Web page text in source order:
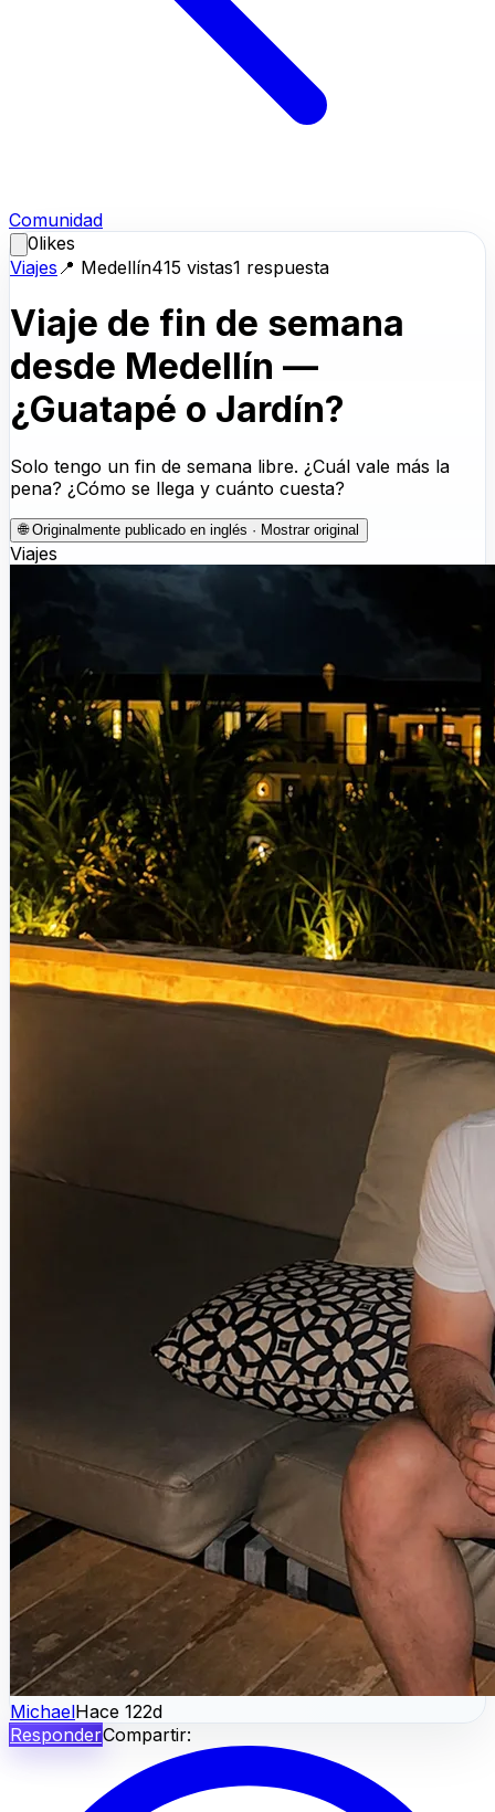
Comunidad
0likes
Viajes 📍 Medellín415 vistas1 respuesta
Viaje de fin de semana
desde Medellín —
¿Guatapé o Jardín?
Solo tengo un fin de semana libre. ¿Cuál vale más la
pena? ¿Cómo se llega y cuánto cuesta?
🌐Originalmente publicado en inglés · Mostrar original
Viajes
MichaelHace 122d
ResponderCompartir: